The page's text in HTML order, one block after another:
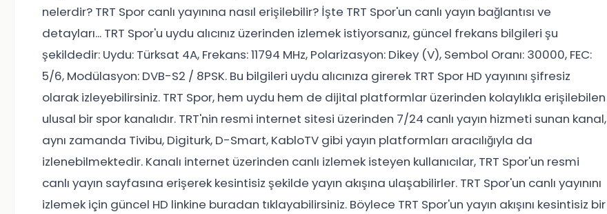
nelerdir? TRT Spor canlı yayınına nasıl erişilebilir? İşte TRT Spor'un canlı yayın bağlantısı ve
detayları... TRT Spor'u uydu alıcınız üzerinden izlemek istiyorsanız, güncel frekans bilgileri şu
şekildedir: Uydu: Türksat 4A, Frekans: 11794 MHz, Polarizasyon: Dikey (V), Sembol Oranı: 30000, FEC:
5/6, Modülasyon: DVB-S2 / 8PSK. Bu bilgileri uydu alıcınıza girerek TRT Spor HD yayınını şifresiz
olarak izleyebilirsiniz. TRT Spor, hem uydu hem de dijital platformlar üzerinden kolaylıkla erişilebilen
ulusal bir spor kanalıdır. TRT'nin resmi internet sitesi üzerinden 7/24 canlı yayın hizmeti sunan kanal,
aynı zamanda Tivibu, Digiturk, D-Smart, KabloTV gibi yayın platformları aracılığıyla da
izlenebilmektedir. Kanalı internet üzerinden canlı izlemek isteyen kullanıcılar, TRT Spor'un resmi
canlı yayın sayfasına erişerek kesintisiz şekilde yayın akışına ulaşabilirler. TRT Spor'un canlı yayınını
izlemek için güncel HD linkine buradan tıklayabilirsiniz. Böylece TRT Spor'un yayın akışını kesintisiz bir